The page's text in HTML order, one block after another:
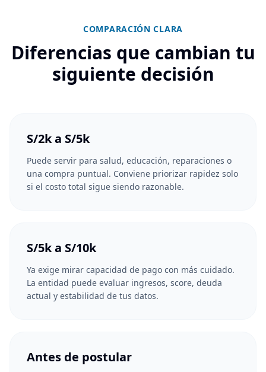
COMPARACIÓN CLARA
Diferencias que cambian tu
siguiente decisión
S/2k a S/5k
Puede servir para salud, educación, reparaciones o
una compra puntual. Conviene priorizar rapidez solo
si el costo total sigue siendo razonable.
S/5k a S/10k
Ya exige mirar capacidad de pago con más cuidado.
La entidad puede evaluar ingresos, score, deuda
actual y estabilidad de tus datos.
Antes de postular